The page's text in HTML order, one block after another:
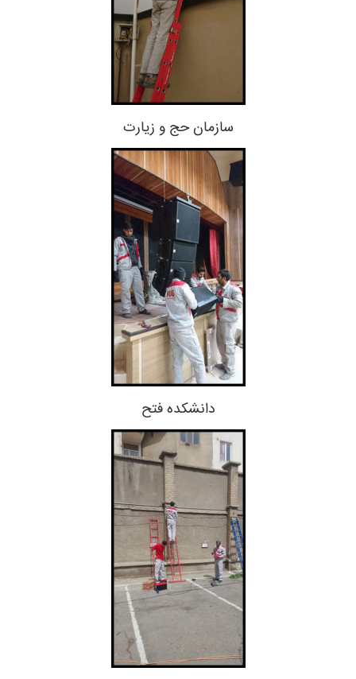
سازمان حج و زیارت
دانشکده فتح